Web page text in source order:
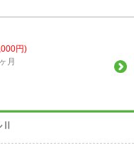
円)
月
Ⅱ